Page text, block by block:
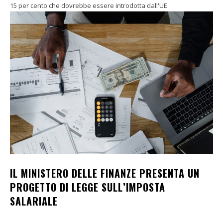
15 per cento che dovrebbe essere introdotta dall'UE.
IL MINISTERO DELLE FINANZE PRESENTA UN
PROGETTO DI LEGGE SULL’IMPOSTA
SALARIALE